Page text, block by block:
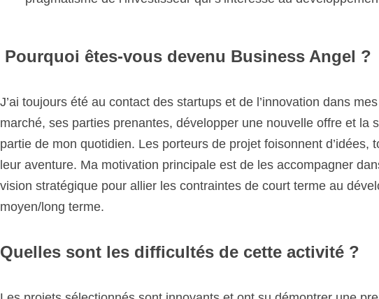
parties prenantes, développer une nouvelle offre et la stratégie de go-
quotidien. Les porteurs de projet foisonnent d’idées, tout est possible
motivation principale est de les accompagner dans le développement
les contraintes de court terme au développement de valeur à moyen/
Quelles sont les difficultés de cette activité ?
Les projets sélectionnés sont innovants et ont su démontrer une
les freins à ce développement. Enfin, parmi tous les projets présentés, il